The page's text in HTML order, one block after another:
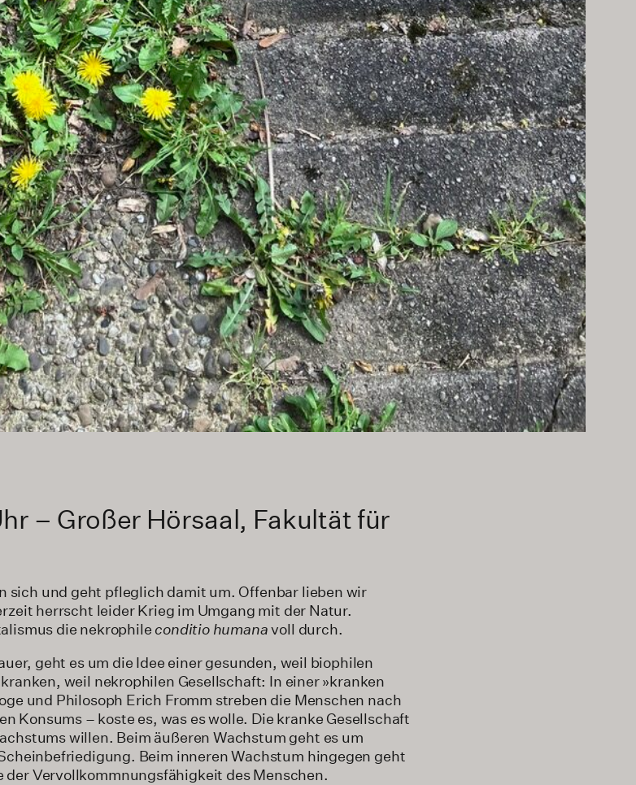
– Großer Hörsaal, Fakultät für
sich und geht pfleglich damit um. Offenbar lieben wir
herrscht leider Krieg im Umgang mit der Natur.
die nekrophile conditio humanavoll durch.
geht es um die Idee einer gesunden, weil biophilen
weil nekrophilen Gesellschaft: In einer »kranken
und Philosoph Erich Fromm streben die Menschen nach
Konsums – koste es, was es wolle. Die kranke Gesellschaft
willen. Beim äußeren Wachstum geht es um
Beim inneren Wachstum hingegen geht
der Vervollkommnungsfähigkeit des Menschen.